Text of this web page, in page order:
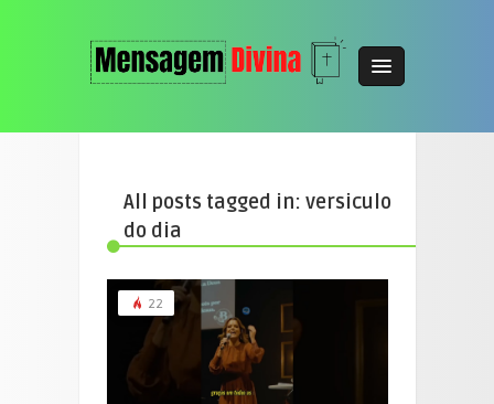
All posts tagged in: versiculo
do dia
22